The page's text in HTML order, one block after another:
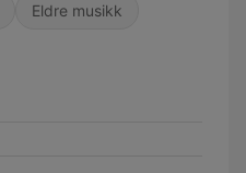
Eldre musikk